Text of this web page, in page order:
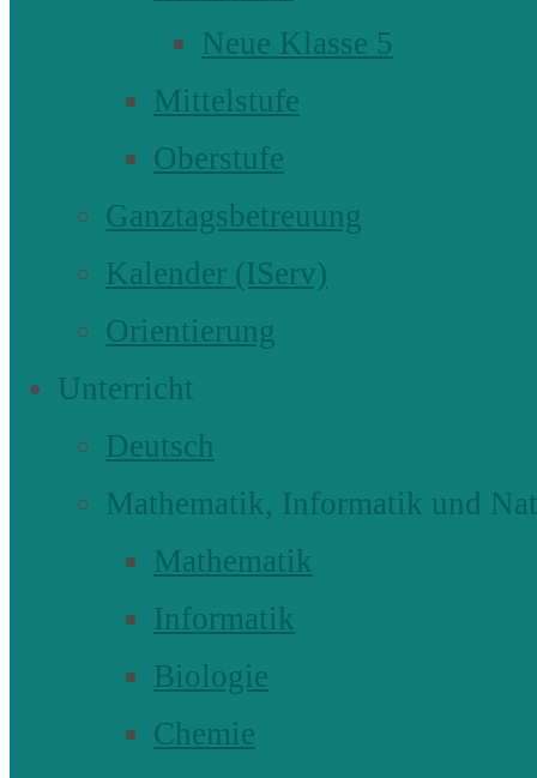
Neue Klasse 5
Mittelstufe
Oberstufe
Ganztagsbetreuung
Kalender (IServ)
Orientierung
Unterricht
Deutsch
Mathematik, Informatik und
Mathematik
Informatik
Biologie
Chemie